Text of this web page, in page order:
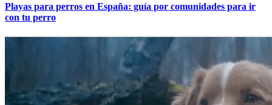
Playas para perros en España: guía por comunidades para ir
con tu perro